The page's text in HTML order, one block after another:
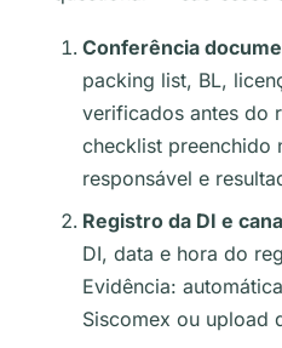
Conferência
packing list, BL,
verificados antes do
checklist preenchido
responsável e
Registro da DI e
DI, data e hora do
Evidência:
Siscomex ou upload